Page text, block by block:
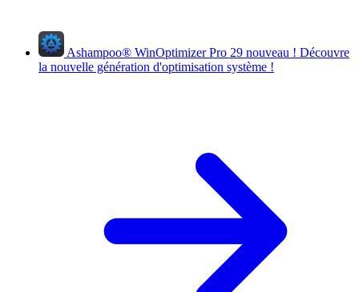
Ashampoo® WinOptimizer Pro 29 nouveau ! Découvre
la nouvelle génération d'optimisation système !